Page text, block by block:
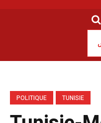
POLITIQUE TUNISIE